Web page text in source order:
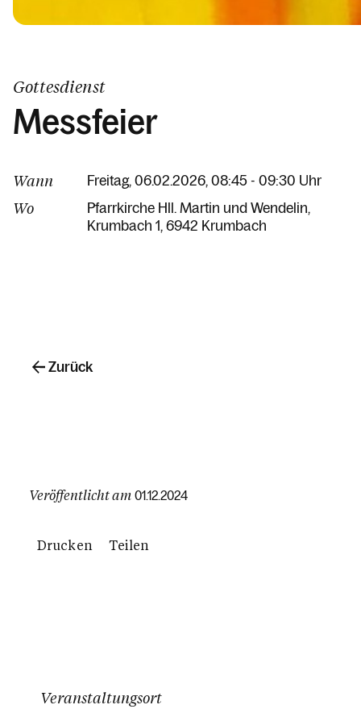
Gottesdienst
Messfeier
Wann Freitag, 06.02.2026, 08:45 - 09:30 Uhr
Wo
Pfarrkirche Hll. Martin und Wendelin
Krumbach 1 6942 Krumbach
Veröffentlicht am 01.12.2024
Drucken Teilen
Zurück
Veranstaltungsort